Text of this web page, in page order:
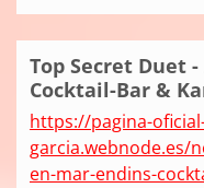
Top Secret Duet
Cocktail-Bar &
https://pagina-
garcia.webnode.es/
en-mar-endins-